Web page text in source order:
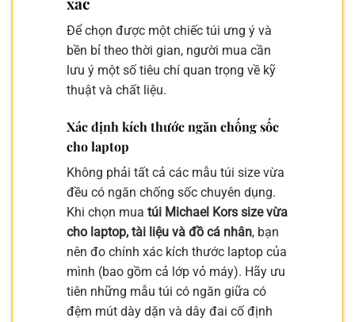
Để chọn được một chiếc túi ưng ý và
bền bỉ theo thời gian, người mua cần
lưu ý một số tiêu chí quan trọng về kỹ
thuật và chất liệu.
Xác định kích thước ngăn chống sốc
cho laptop
Không phải tất cả các mẫu túi size vừa
đều có ngăn chống sốc chuyên dụng.
Khi chọn mua túi Michael Kors size vừa
cho laptop, tài liệu và đồ cá nhân, bạn
nên đo chính xác kích thước laptop của
mình (bao gồm cả lớp vỏ máy). Hãy ưu
tiên những mẫu túi có ngăn giữa có
đệm mút dày dặn và dây đai cố định